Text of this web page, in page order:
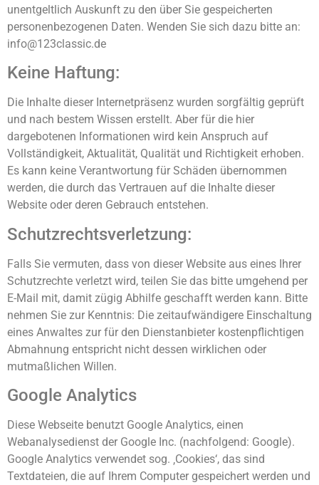
unentgeltlich Auskunft zu den über Sie gespeicherten
personenbezogenen Daten. Wenden Sie sich dazu bitte an:
info@123classic.de
Keine Haftung:
Die Inhalte dieser Internetpräsenz wurden sorgfältig geprüft
und nach bestem Wissen erstellt. Aber für die hier
dargebotenen Informationen wird kein Anspruch auf
Vollständigkeit, Aktualität, Qualität und Richtigkeit erhoben.
Es kann keine Verantwortung für Schäden übernommen
werden, die durch das Vertrauen auf die Inhalte dieser
Website oder deren Gebrauch entstehen.
Schutzrechtsverletzung:
Falls Sie vermuten, dass von dieser Website aus eines Ihrer
Schutzrechte verletzt wird, teilen Sie das bitte umgehend per
E-Mail mit, damit zügig Abhilfe geschafft werden kann. Bitte
nehmen Sie zur Kenntnis: Die zeitaufwändigere Einschaltung
eines Anwaltes zur für den Dienstanbieter kostenpflichtigen
Abmahnung entspricht nicht dessen wirklichen oder
mutmaßlichen Willen.
Google Analytics
Diese Webseite benutzt Google Analytics, einen
Webanalysedienst der Google Inc. (nachfolgend: Google).
Google Analytics verwendet sog. ‚Cookies‘, das sind
Textdateien, die auf Ihrem Computer gespeichert werden und